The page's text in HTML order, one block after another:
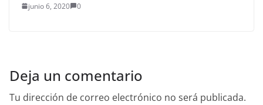
junio 6, 2020 0
Deja un comentario
Tu dirección de correo electrónico no será publicada.